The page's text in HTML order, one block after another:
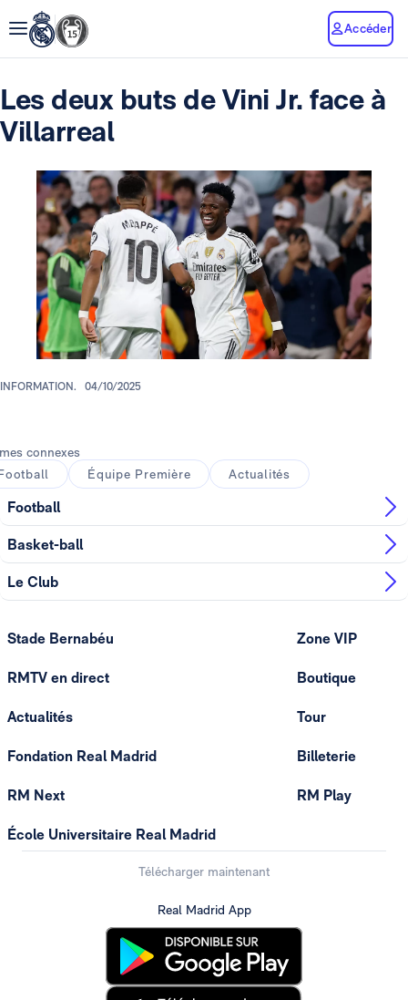
Accéder
Les deux buts de Vini Jr. face à
Villarreal
INFORMATION. 04/10/2025
connexes
Équipe Première Actualités
Football
Basket-ball
Le Club
Stade Bernabéu
RMTV en direct
Actualités
Fondation Real Madrid
RM Next
École Universitaire Real Madrid
Zone VIP
Boutique
Tour
Billeterie
RM Play
Télécharger maintenant
Real Madrid App